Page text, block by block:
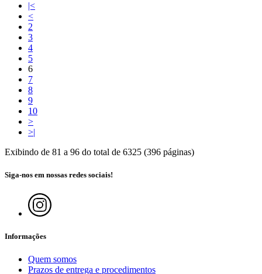
|<
<
2
3
4
5
6
7
8
9
10
>
>|
Exibindo de 81 a 96 do total de 6325 (396 páginas)
Siga-nos em nossas redes sociais!
Informações
Quem somos
Prazos de entrega e procedimentos